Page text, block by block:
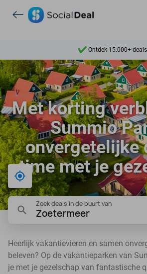
Ontdek 15.000+ deals
7 dagen per week
10+ miljoen leden
Ontdek 15.000+ deals
Met korting
Summio
onvergetelijke
time met je
Bij mij in de buurt
Zoek deals in de buurt van
Zoetermeer
Heerlijk vakantievieren en samen
beleven? Op de vakantieparken van
je met je gezelschap van fantastische